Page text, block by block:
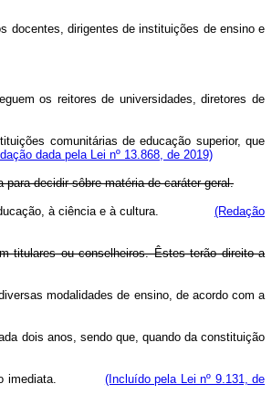
docentes, dirigentes de instituições de ensino e
os reitores de universidades, diretores de
comunitárias de educação superior, que
dada pela Lei nº 13.868, de 2019)
decidir sôbre matéria de caráter geral.
à educação, à ciência e à cultura.(Redação
titulares ou conselheiros. Êstes terão direito a
modalidades de ensino, de acordo com a
dois anos, sendo que, quando da constituição
imediata. (Incluído pela Lei nº 9.131, de